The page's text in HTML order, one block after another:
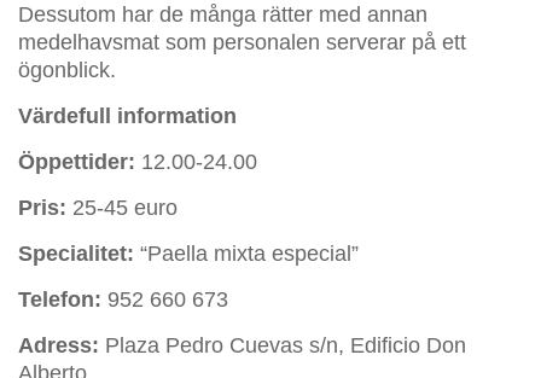
Dessutom har de många rätter med annan
medelhavsmat som personalen serverar på ett
ögonblick.
Värdefull information
Öppettider: 12.00-24.00
Pris: 25-45 euro
Specialitet: “Paella mixta especial”
Telefon: 952 660 673
Adress: Plaza Pedro Cuevas s/n, Edificio Don
Alberto